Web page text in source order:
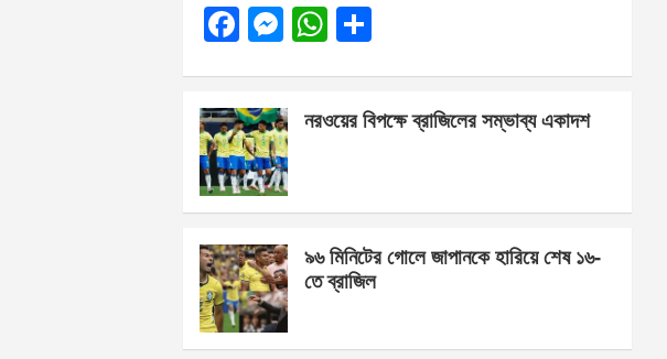
F
b
o
o
k
M
n
g
er
W
s
e
নরওয়ের বিপক্ষে ব্রাজিলের সম্ভাব্য একাদশ
৯৬ মিনিটের গোলে জাপানকে হারিয়ে শেষ ১৬-
তে ব্রাজিল